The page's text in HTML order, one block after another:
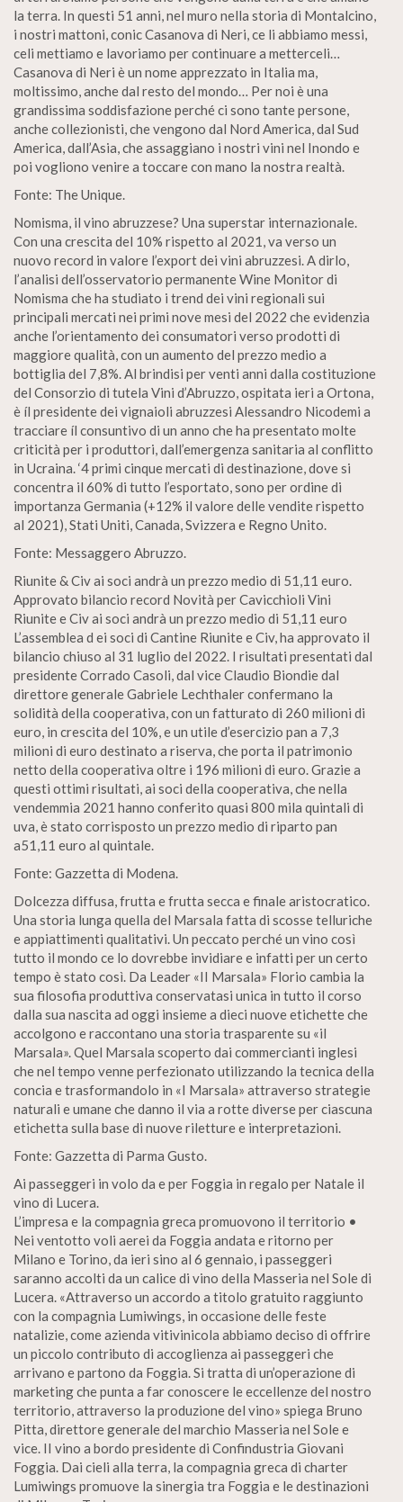
la terra. In questi 51 anni, nel muro nella storia di Montalcino,
i nostri mattoni, conic Casanova di Neri, ce li abbiamo messi,
celi mettiamo e lavoriamo per continuare a metterceli…
Casanova di Neri è un nome apprezzato in Italia ma,
moltissimo, anche dal resto del mondo… Per noi è una
grandissima soddisfazione perché ci sono tante persone,
anche collezionisti, che vengono dal Nord America, dal Sud
America, dall’Asia, che assaggiano i nostri vini nel Inondo e
poi vogliono venire a toccare con mano la nostra realtà.
Fonte: The Unique.
Nomisma, il vino abruzzese? Una superstar internazionale.
Con una crescita del 10% rispetto al 2021, va verso un
nuovo record in valore l’export dei vini abruzzesi. A dirlo,
l’analisi dell’osservatorio permanente Wine Monitor di
Nomisma che ha studiato i trend dei vini regionali sui
principali mercati nei primi nove mesi del 2022 che evidenzia
anche l’orientamento dei consumatori verso prodotti di
maggiore qualità, con un aumento del prezzo medio a
bottiglia del 7,8%. Al brindisi per venti anni dalla costituzione
del Consorzio di tutela Vini d’Abruzzo, ospitata ieri a Ortona,
è íl presidente dei vignaioli abruzzesi Alessandro Nicodemi a
tracciare íl consuntivo di un anno che ha presentato molte
criticità per i produttori, dall’emergenza sanitaria al conflitto
in Ucraina. ‘4 primi cinque mercati di destinazione, dove si
concentra il 60% di tutto l’esportato, sono per ordine di
importanza Germania (+12% il valore delle vendite rispetto
al 2021), Stati Uniti, Canada, Svizzera e Regno Unito.
Fonte: Messaggero Abruzzo.
Riunite & Civ ai soci andrà un prezzo medio di 51,11 euro.
Approvato bilancio record Novità per Cavicchioli Vini
Riunite e Civ ai soci andrà un prezzo medio di 51,11 euro
L’assemblea d ei soci di Cantine Riunite e Civ, ha approvato il
bilancio chiuso al 31 luglio del 2022. I risultati presentati dal
presidente Corrado Casoli, dal vice Claudio Biondie dal
direttore generale Gabriele Lechthaler confermano la
solidità della cooperativa, con un fatturato di 260 milioni di
euro, in crescita del 10%, e un utile d’esercizio pan a 7,3
milioni di euro destinato a riserva, che porta il patrimonio
netto della cooperativa oltre i 196 milioni di euro. Grazie a
questi ottimi risultati, ai soci della cooperativa, che nella
vendemmia 2021 hanno conferito quasi 800 mila quintali di
uva, è stato corrisposto un prezzo medio di riparto pan
a51,11 euro al quintale.
Fonte: Gazzetta di Modena.
Dolcezza diffusa, frutta e frutta secca e finale aristocratico.
Una storia lunga quella del Marsala fatta di scosse telluriche
e appiattimenti qualitativi. Un peccato perché un vino così
tutto il mondo ce lo dovrebbe invidiare e infatti per un certo
tempo è stato così. Da Leader «II Marsala» Florio cambia la
sua filosofia produttiva conservatasi unica in tutto il corso
dalla sua nascita ad oggi insieme a dieci nuove etichette che
accolgono e raccontano una storia trasparente su «il
Marsala». Quel Marsala scoperto dai commercianti inglesi
che nel tempo venne perfezionato utilizzando la tecnica della
concia e trasformandolo in «I Marsala» attraverso strategie
naturali e umane che danno il via a rotte diverse per ciascuna
etichetta sulla base di nuove riletture e interpretazioni.
Fonte: Gazzetta di Parma Gusto.
Ai passeggeri in volo da e per Foggia in regalo per Natale il
vino di Lucera.
L’impresa e la compagnia greca promuovono il territorio •
Nei ventotto voli aerei da Foggia andata e ritorno per
Milano e Torino, da ieri sino al 6 gennaio, i passeggeri
saranno accolti da un calice di vino della Masseria nel Sole di
Lucera. «Attraverso un accordo a titolo gratuito raggiunto
con la compagnia Lumiwings, in occasione delle feste
natalizie, come azienda vitivinicola abbiamo deciso di offrire
un piccolo contributo di accoglienza ai passeggeri che
arrivano e partono da Foggia. Si tratta di un’operazione di
marketing che punta a far conoscere le eccellenze del nostro
territorio, attraverso la produzione del vino» spiega Bruno
Pitta, direttore generale del marchio Masseria nel Sole e
vice. II vino a bordo presidente di Confindustria Giovani
Foggia. Dai cieli alla terra, la compagnia greca di charter
Lumiwings promuove la sinergia tra Foggia e le destinazioni